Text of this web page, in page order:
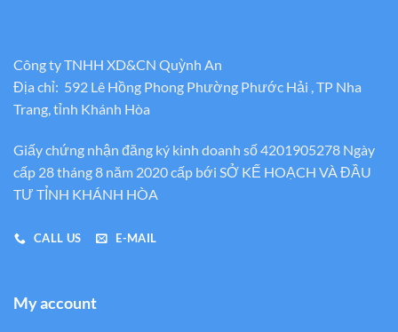
Công ty TNHH XD&CN Quỳnh An
Địa chỉ: 592 Lê Hồng Phong Phường Phước Hải , TP Nha
Trang, tỉnh Khánh Hòa
Giấy chứng nhận đăng ký kinh doanh số 4201905278 Ngày
cấp 28 tháng 8 năm 2020 cấp bới SỞ KẾ HOẠCH VÀ ĐẦU
TƯ TỈNH KHÁNH HÒA
CALL US E-MAIL
My account